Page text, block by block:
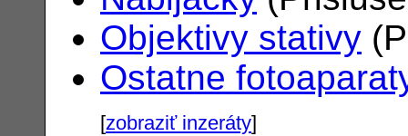
Objektivy stativy
Ostatne
[zobraziť inzeráty]